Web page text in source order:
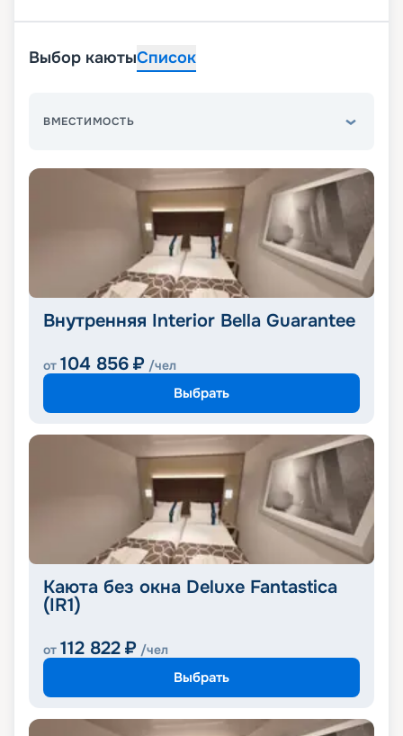
Выбор каютыСписок
ВМЕСТИМОСТЬ
Внутренняя Interior Bella Guarantee
от 104 856 ₽ /чел
Выбрать
Каюта без окна Deluxe Fantastica
(IR1)
от 112 822 ₽ /чел
Выбрать